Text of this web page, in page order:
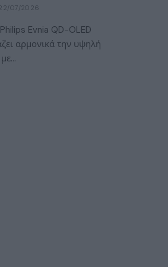
07/2026
Evnia QD-OLED
αρμονικά την υψηλή